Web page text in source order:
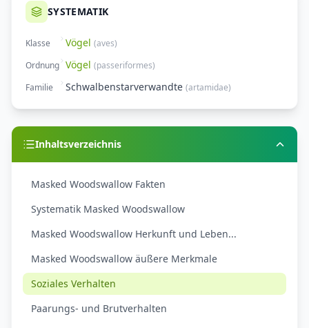
SYSTEMATIK
Klasse Vögel (aves)
Ordnung Vögel (passeriformes)
Familie
Schwalbenstarverwandte (artamidae)
Inhaltsverzeichnis
Masked Woodswallow Fakten
Systematik Masked Woodswallow
Masked Woodswallow Herkunft und Leben...
Masked Woodswallow äußere Merkmale
Soziales Verhalten
Paarungs- und Brutverhalten